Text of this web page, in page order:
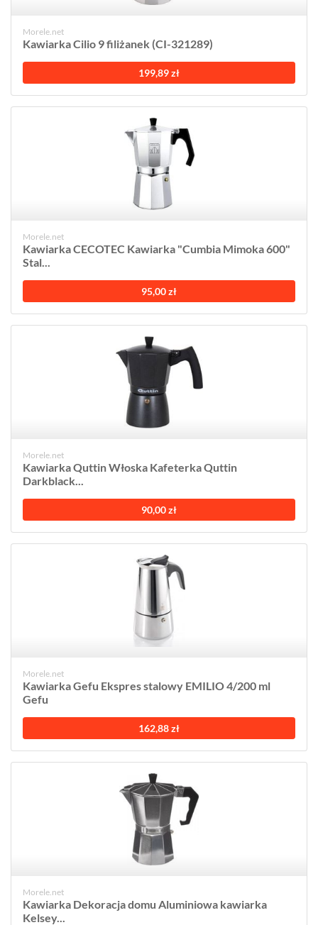
Morele.net
Kawiarka Cilio 9 filiżanek (CI-321289)
199,89 zł
Morele.net
Kawiarka CECOTEC Kawiarka "Cumbia Mimoka 600"
Stal...
95,00 zł
Morele.net
Kawiarka Quttin Włoska Kafeterka Quttin
Darkblack...
90,00 zł
Morele.net
Kawiarka Gefu Ekspres stalowy EMILIO 4/200 ml
Gefu
162,88 zł
Morele.net
Kawiarka Dekoracja domu Aluminiowa kawiarka
Kelsey...